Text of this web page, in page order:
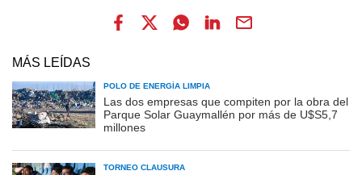
MÁS LEÍDAS
POLO DE ENERGÍA LIMPIA
Las dos empresas que compiten por la obra del
Parque Solar Guaymallén por más de U$S5,7
millones
TORNEO CLAUSURA